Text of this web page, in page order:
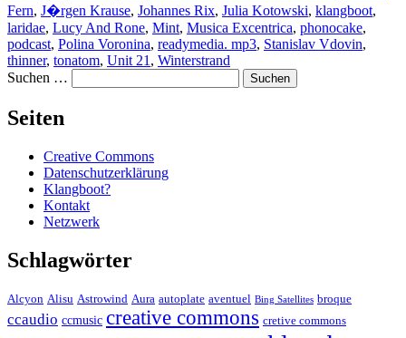
Fern, J�rgen Krause, Johannes Rix, Julia Kotowski, klangboot,
laridae, Lucy And Rone, Mint, Musica Excentrica, phonocake,
podcast, Polina Voronina, readymedia. mp3, Stanislav Vdovin,
thinner, tonatom, Unit 21 , Winterstrand
Suchen …
Seiten
Creative Commons
Datenschutzerklärung
Klangboot?
Kontakt
Netzwerk
Schlagwörter
Alcyon Alisu Astrowind Aura autoplate aventuel Bing Satellites broque
ccaudio ccmusic creative commons cretive commons